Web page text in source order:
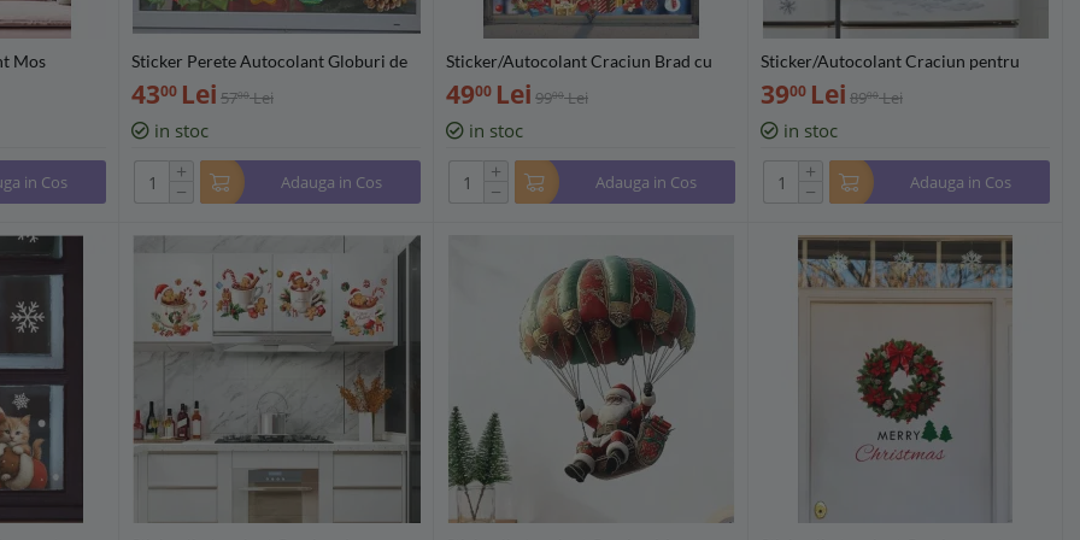
Mos
in Cos
Sticker Perete Autocolant Globuri de
Craciun, 40x30cm - 09893
4300 Lei 5700 Lei
in stoc
+
− Adauga in Cos
Sticker/Autocolant Craciun Brad cu
Pasari, Globuri si Cadouri - 139337
4900 Lei 9900 Lei
in stoc
+
− Adauga in Cos
Sticker/Autocolant Craciun pentru
Frigider Om de Zapada 40x60cm -
923353
3900 Lei 8900 Lei
in stoc
+
− Adauga in Cos